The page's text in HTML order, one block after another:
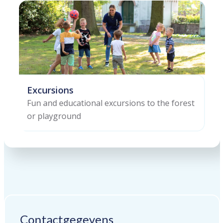
Excursions
Fun and educational excursions to the forest
or playground
Contactgegevens